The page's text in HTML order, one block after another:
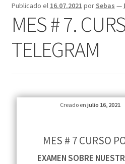
Publicado el 16.07.2021 por Sebas —
MES # 7.
TELEGRAM
Creado en julio 16, 2021
MES # 7 CURSO
EXAMEN SOBRE